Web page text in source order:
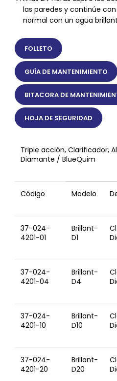
las paredes y continúe
normal con un agua
FOLLETO
GUÍA DE MANTENIMIENTO
BITACORA DE
HOJA DE SEGURIDAD
Triple acción, Clarificador,
Diamante / BlueQuim
Código Modelo
37-024-
4201-01
Brillant-
D1
37-024-
4201-04
Brillant-
D4
37-024-
4201-10
Brillant-
D10
37-024-
4201-20
Brillant-
D20